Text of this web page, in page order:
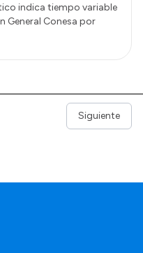
indica tiempo variable
General Conesa por
Siguiente